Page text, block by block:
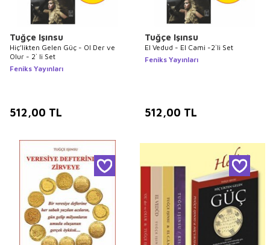
Tuğçe Işınsu
Hiç’likten Gelen Güç - Ol Der ve
Olur - 2` li Set
Feniks Yayınları
512,00 TL
Tuğçe Işınsu
El Vedud - El Cami -2`li Set
Feniks Yayınları
512,00 TL